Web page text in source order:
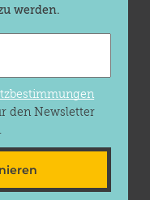
werden.
den Newsletter